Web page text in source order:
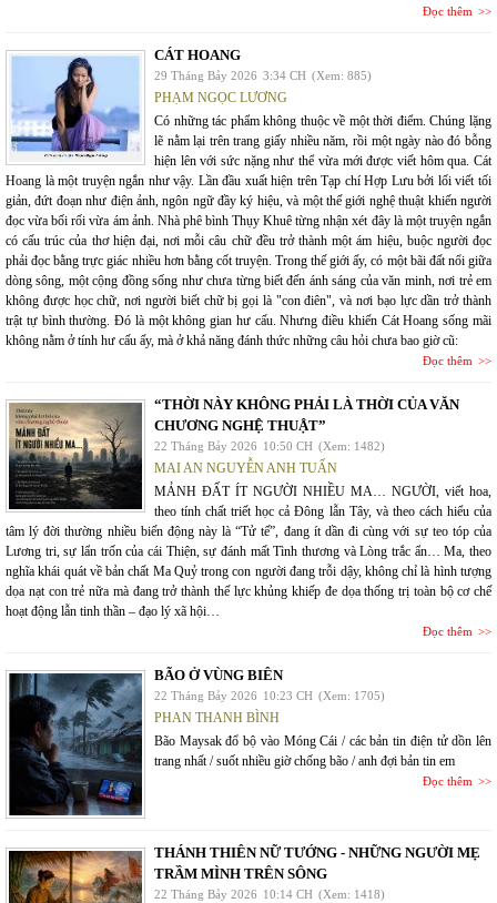
Đọc thêm
CÁT HOANG
29 Tháng Bảy 2026 3:34 CH (Xem: 885)
PHẠM NGỌC LƯƠNG
Có những tác phẩm không thuộc về một thời điểm. Chúng lặng
lẽ nằm lại trên trang giấy nhiều năm, rồi một ngày nào đó bỗng
hiện lên với sức nặng như thể vừa mới được viết hôm qua. Cát
Hoang là một truyện ngắn như vậy. Lần đầu xuất hiện trên Tạp chí Hợp Lưu bởi lối viết tối
giản, đứt đoạn như điện ảnh, ngôn ngữ đầy ký hiệu, và một thế giới nghệ thuật khiến người
đọc vừa bối rối vừa ám ảnh. Nhà phê bình Thụy Khuê từng nhận xét đây là một truyện ngắn
có cấu trúc của thơ hiện đại, nơi mỗi câu chữ đều trở thành một ám hiệu, buộc người đọc
phải đọc bằng trực giác nhiều hơn bằng cốt truyện. Trong thế giới ấy, có một bãi đất nổi giữa
dòng sông, một cộng đồng sống như chưa từng biết đến ánh sáng của văn minh, nơi trẻ em
không được học chữ, nơi người biết chữ bị gọi là "con điên", và nơi bạo lực dần trở thành
trật tự bình thường. Đó là một không gian hư cấu. Nhưng điều khiến Cát Hoang sống mãi
không nằm ở tính hư cấu ấy, mà ở khả năng đánh thức những câu hỏi chưa bao giờ cũ:
Đọc thêm
“THỜI NÀY KHÔNG PHẢI LÀ THỜI CỦA VĂN
CHƯƠNG NGHỆ THUẬT”
22 Tháng Bảy 2026 10:50 CH (Xem: 1482)
MAI AN NGUYỄN ANH TUẤN
MẢNH ĐẤT ÍT NGƯỜI NHIỀU MA… NGƯỜI, viết hoa,
theo tính chất triết học cả Đông lẫn Tây, và theo cách hiểu của
tâm lý đời thường nhiều biến động này là “Tử tế”, đang ít dần đi cùng với sự teo tóp của
Lương tri, sự lẩn trốn của cái Thiện, sự đánh mất Tình thương và Lòng trắc ẩn… Ma, theo
nghĩa khái quát về bản chất Ma Quỷ trong con người đang trỗi dậy, không chỉ là hình tượng
dọa nạt con trẻ nữa mà đang trở thành thế lực khủng khiếp đe dọa thống trị toàn bộ cơ chế
hoạt động lẫn tinh thần – đạo lý xã hội…
Đọc thêm
BÃO Ở VÙNG BIÊN
22 Tháng Bảy 2026 10:23 CH (Xem: 1705)
PHAN THANH BÌNH
Bão Maysak đổ bộ vào Móng Cái / các bản tin điện tử dồn lên
trang nhất / suốt nhiều giờ chống bão / anh đợi bản tin em
Đọc thêm
THÁNH THIÊN NỮ TƯỚNG - NHỮNG NGƯỜI MẸ
TRẦM MÌNH TRÊN SÔNG
22 Tháng Bảy 2026 10:14 CH (Xem: 1418)